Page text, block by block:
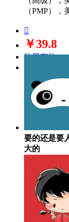
（PMP）

￥39.8
注册有礼
要的还是要
大的